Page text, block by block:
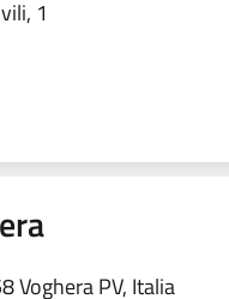
1
Voghera PV, Italia